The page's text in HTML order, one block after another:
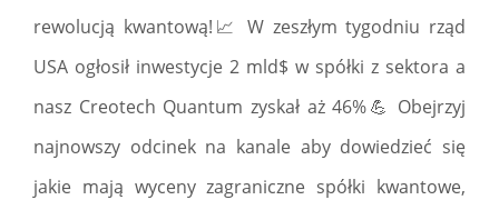
rewolucją kwantową!📈 W zeszłym tygodniu rząd
USA ogłosił inwestycje 2 mld$ w spółki z sektora a
nasz Creotech Quantum zyskał aż 46%💪 Obejrzyj
najnowszy odcinek na kanale aby dowiedzieć się
jakie mają wyceny zagraniczne spółki kwantowe,